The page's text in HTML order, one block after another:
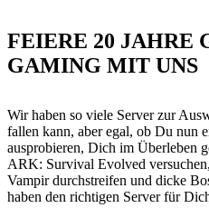
FEIERE 20 JAHRE
GAMING MIT UNS
Wir haben so viele Server zur
fallen kann, aber egal, ob Du nun
ausprobieren, Dich im Überleben
ARK: Survival Evolved
Vampir durchstreifen und dicke
haben den richtigen Server für